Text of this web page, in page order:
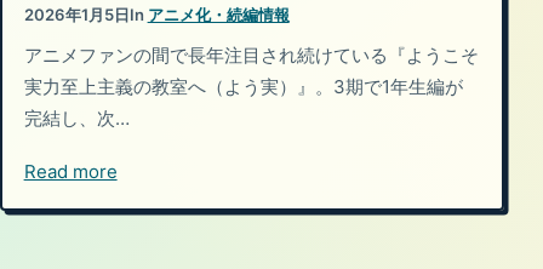
2026年1月5日In アニメ化・続編情報
アニメファンの間で長年注目され続けている『ようこそ
実力至上主義の教室へ（よう実）』。3期で1年生編が
完結し、次…
Read more